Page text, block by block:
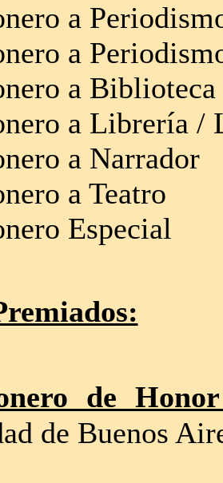
a
a
a
a Librería /
a Narrador
a Teatro
Especial
de
de Buenos